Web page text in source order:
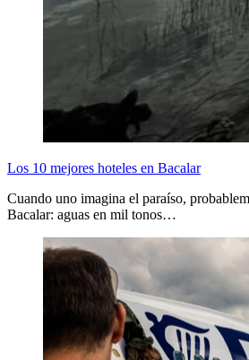
Los 10 mejores hoteles en Bacalar
Cuando uno imagina el paraíso,
Bacalar: aguas en mil tonos…